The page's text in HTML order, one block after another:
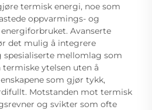
termisk energi, noe som
oppvarmings- og
Avanserte
det mulig å integrere
mellomlag som
ytelsen uten å
som gjør tykk,
Motstanden mot termisk
og svikter som ofte